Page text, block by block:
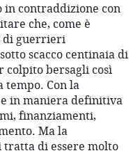
in contraddizione con
che, come è
di guerrieri
scacco centinaia di
colpito bersagli così
tempo. Con la
in maniera definitiva
finanziamenti,
Ma la
di essere molto